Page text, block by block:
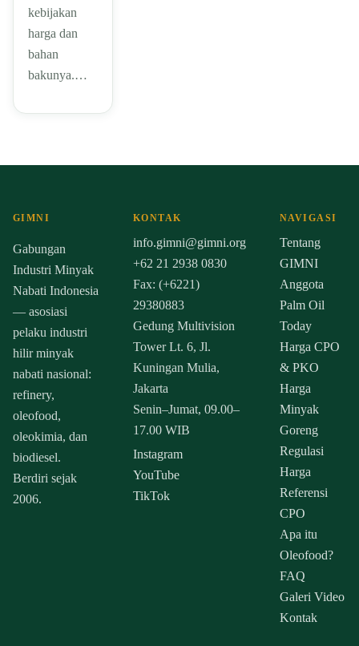
kebijakan
harga dan
bahan
bakunya.…
GIMNI
Gabungan
Industri Minyak
Nabati Indonesia
— asosiasi
pelaku industri
hilir minyak
nabati nasional:
refinery,
oleofood,
oleokimia, dan
biodiesel.
Berdiri sejak
2006.
KONTAK
info.gimni@gimni.org
+62 21 2938 0830
Fax: (+6221)
29380883
Gedung Multivision
Tower Lt. 6, Jl.
Kuningan Mulia,
Jakarta
Senin–Jumat, 09.00–
17.00 WIB
Instagram
YouTube
TikTok
NAVIGASI
Tentang
GIMNI
Anggota
Palm Oil
Today
Harga CPO
& PKO
Harga
Minyak
Goreng
Regulasi
Harga
Referensi
CPO
Apa itu
Oleofood?
FAQ
Galeri Video
Kontak